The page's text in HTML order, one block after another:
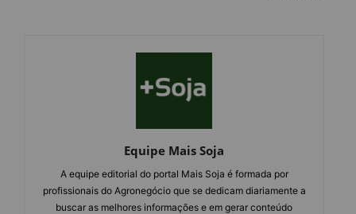
Equipe Mais Soja
A equipe editorial do portal Mais Soja é formada por
profissionais do Agronegócio que se dedicam diariamente a
buscar as melhores informações e em gerar conteúdo